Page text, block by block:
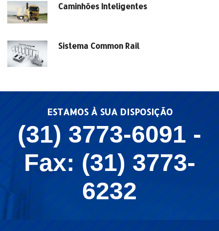
Caminhões Inteligentes
Sistema Common Rail
ESTAMOS À SUA DISPOSIÇÃO
(31) 3773-6091 -
Fax: (31) 3773-
6232